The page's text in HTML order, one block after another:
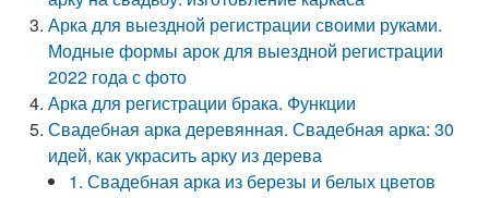
Арка для выездной регистрации своими руками.
Модные формы арок для выездной регистрации
2022 года с фото
Арка для регистрации брака. Функции
Свадебная арка деревянная. Свадебная арка: 30
идей, как украсить арку из дерева
1. Свадебная арка из березы и белых цветов